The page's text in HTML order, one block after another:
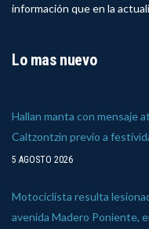
información que en la
Lo mas nuevo
Hallan manta con mensaje
Caltzontzin previo a
5 AGOSTO 2026
Motociclista resulta
avenida Madero Poniente,